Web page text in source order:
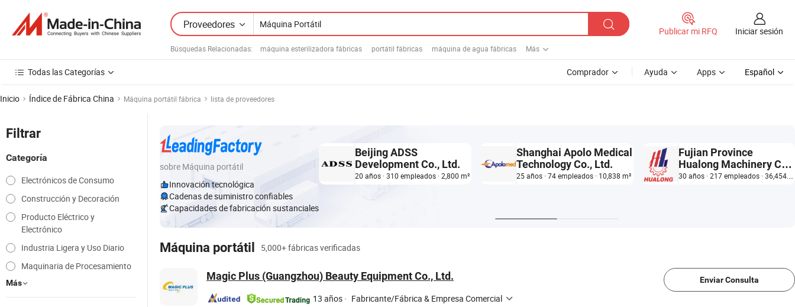
Proveedores
Búsquedas Relacionadas: máquina esterilizadora fábricas portátil fábricas máquina de agua fábricas Más
Publicar mi RFQ Iniciar sesión
Todas las Categorías Comprador Ayuda Apps Español
Inicio Índice de Fábrica China Máquina portátil fábrica lista de proveedores
Filtrar
Categoría
Electrónicos de Consumo
Construcción y Decoración
Producto Eléctrico y
Electrónico
Industria Ligera y Uso Diario
Maquinaria de Procesamiento
Más
sobre Máquina portátil
Innovación tecnológica
Cadenas de suministro confiables
Capacidades de fabricación sustanciales
Beijing ADSS
Development Co., Ltd.
20 años · 310 empleados · 2,800 m²
Shanghai Apolo Medical
Technology Co., Ltd.
25 años · 74 empleados · 10,838 m²
Fujian Province
Hualong Machinery Co.,
Ltd.
Máquina portátil 5,000+ fábricas verificadas
Magic Plus (Guangzhou) Beauty Equipment Co., Ltd.
13 años · Fabricante/Fábrica & Empresa Comercial
Enviar Consulta